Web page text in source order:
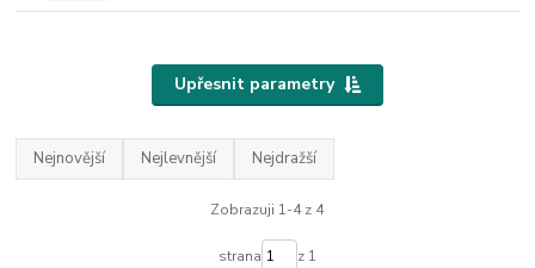
Upřesnit parametry
Nejnovější Nejlevnější Nejdražší
Zobrazuji 1-4 z 4
strana z 1